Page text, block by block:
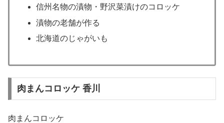
信州名物の漬物・野沢菜漬けのコロッケ
漬物の老舗が作る
北海道のじゃがいも
肉まんコロッケ 香川
肉まんコロッケ